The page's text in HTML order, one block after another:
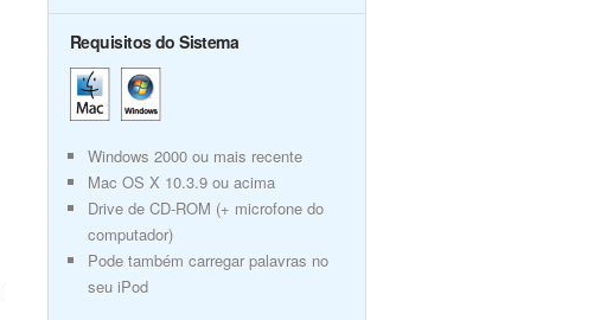
Requisitos do Sistema
Windows 2000 ou mais recente
Mac OS X 10.3.9 ou acima
Drive de CD-ROM (+ microfone do
computador)
Pode também carregar palavras no
seu iPod